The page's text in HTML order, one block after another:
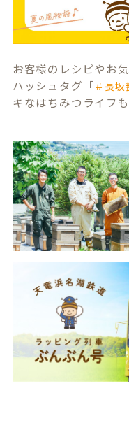
お客様のレシピやお
ハッシュタグ「＃長坂
キなはちみつライフ